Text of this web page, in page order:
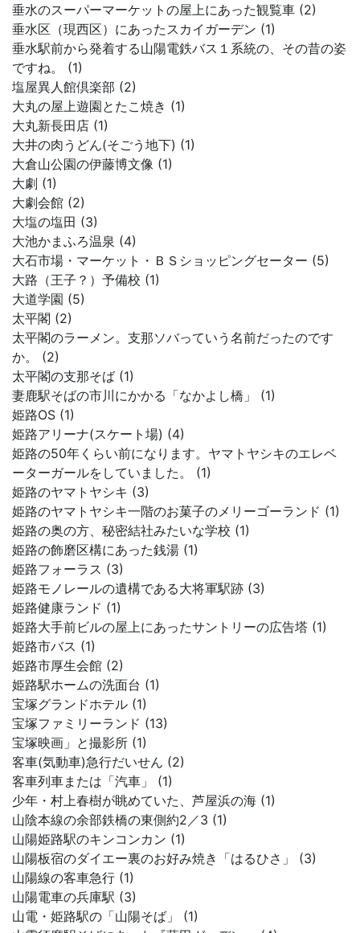
垂水のスーパーマーケットの屋上にあった観覧車 (2)
垂水区（現西区）にあったスカイガーデン (1)
垂水駅前から発着する山陽電鉄バス１系統の、その昔の姿
ですね。 (1)
塩屋異人館倶楽部 (2)
大丸の屋上遊園とたこ焼き (1)
大丸新長田店 (1)
大井の肉うどん(そごう地下) (1)
大倉山公園の伊藤博文像 (1)
大劇 (1)
大劇会館 (2)
大塩の塩田 (3)
大池かまふろ温泉 (4)
大石市場・マーケット・ＢＳショッピングセーター (5)
大路（王子？）予備校 (1)
大道学園 (5)
太平閣 (2)
太平閣のラーメン。支那ソバっていう名前だったのです
か。 (2)
太平閣の支那そば (1)
妻鹿駅そばの市川にかかる「なかよし橋」 (1)
姫路OS (1)
姫路アリーナ(スケート場) (4)
姫路の50年くらい前になります。ヤマトヤシキのエレベ
ーターガールをしていました。 (1)
姫路のヤマトヤシキ (3)
姫路のヤマトヤシキ一階のお菓子のメリーゴーランド (1)
姫路の奥の方、秘密結社みたいな学校 (1)
姫路の飾磨区構にあった銭湯 (1)
姫路フォーラス (3)
姫路モノレールの遺構である大将軍駅跡 (3)
姫路健康ランド (1)
姫路大手前ビルの屋上にあったサントリーの広告塔 (1)
姫路市バス (1)
姫路市厚生会館 (2)
姫路駅ホームの洗面台 (1)
宝塚グランドホテル (1)
宝塚ファミリーランド (13)
宝塚映画」と撮影所 (1)
客車(気動車)急行だいせん (2)
客車列車または「汽車」 (1)
少年・村上春樹が眺めていた、芦屋浜の海 (1)
山陰本線の余部鉄橋の東側約2／3 (1)
山陽姫路駅のキンコンカン (1)
山陽板宿のダイエー裏のお好み焼き「はるひさ」 (3)
山陽線の客車急行 (1)
山陽電車の兵庫駅 (3)
山電・姫路駅の「山陽そば」 (1)